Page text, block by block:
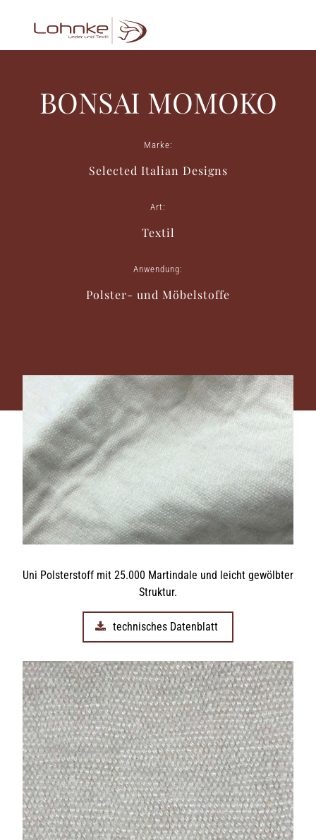
BONSAI MOMOKO
Marke:
Selected Italian Designs
Art:
Textil
Anwendung:
Polster- und Möbelstoffe
Uni Polsterstoff mit 25.000 Martindale und leicht gewölbter
Struktur.
technisches Datenblatt